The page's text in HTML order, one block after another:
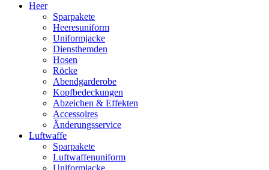
Heer
Sparpakete
Heeresuniform
Uniformjacke
Diensthemden
Hosen
Röcke
Abendgarderobe
Kopfbedeckungen
Abzeichen & Effekten
Accessoires
Änderungsservice
Luftwaffe
Sparpakete
Luftwaffenuniform
Uniformjacke